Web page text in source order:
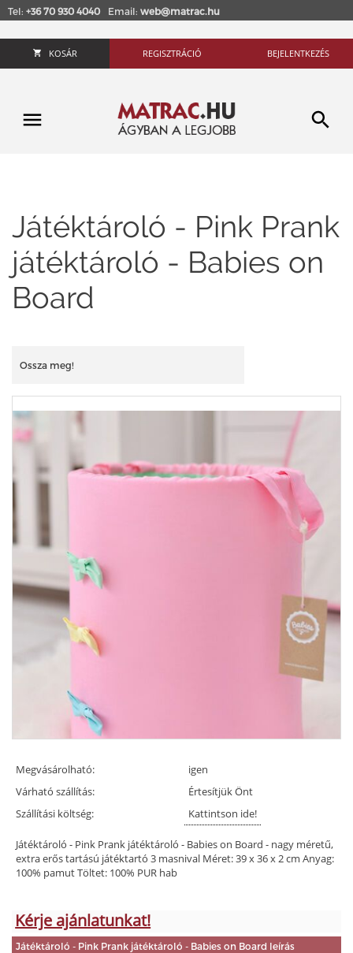
Tel: +36 70 930 4040 Email: web@matrac.hu
KOSÁR REGISZTRÁCIÓ BEJELENTKEZÉS
Játéktároló - Pink Prank
játéktároló - Babies on
Board
Ossza meg!
Megvásárolható:
igen
Várható szállítás:
Értesítjük Önt
Szállítási költség:
Kattintson ide!
Játéktároló - Pink Prank játéktároló - Babies on Board - nagy méretű,
extra erős tartású játéktartó 3 masnival Méret: 39 x 36 x 2 cm Anyag:
100% pamut Töltet: 100% PUR hab
Kérje ajánlatunkat!
Játéktároló - Pink Prank játéktároló - Babies on Board leírás